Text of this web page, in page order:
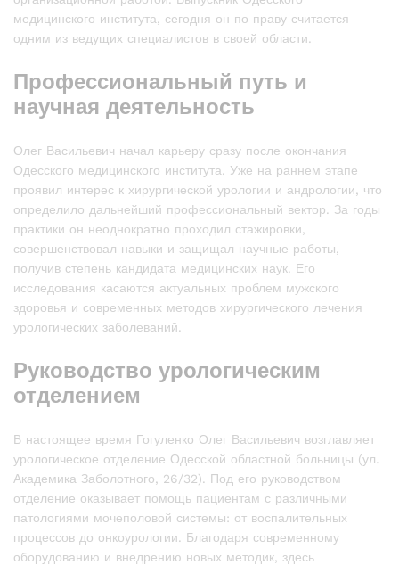
медицинского института, сегодня он по праву считается
одним из ведущих специалистов в своей области.
Профессиональный путь и
научная деятельность
Олег Васильевич начал карьеру сразу после окончания
Одесского медицинского института. Уже на раннем этапе
проявил интерес к хирургической урологии и андрологии, что
определило дальнейший профессиональный вектор. За годы
практики он неоднократно проходил стажировки,
совершенствовал навыки и защищал научные работы,
получив степень кандидата медицинских наук. Его
исследования касаются актуальных проблем мужского
здоровья и современных методов хирургического лечения
урологических заболеваний.
Руководство урологическим
отделением
В настоящее время Гогуленко Олег Васильевич возглавляет
урологическое отделение Одесской областной больницы (ул.
Академика Заболотного, 26/32). Под его руководством
отделение оказывает помощь пациентам с различными
патологиями мочеполовой системы: от воспалительных
процессов до онкоурологии. Благодаря современному
оборудованию и внедрению новых методик, здесь